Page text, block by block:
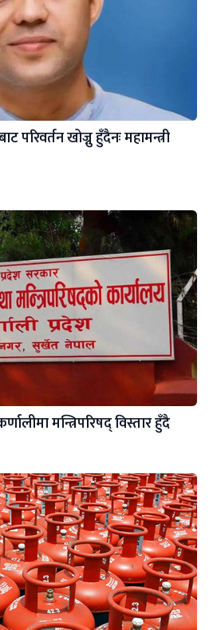
परिवर्तन खोज्नु हुँदैनः महामन्त्री
मन्त्रिपरिषद् विस्तार हुँदै